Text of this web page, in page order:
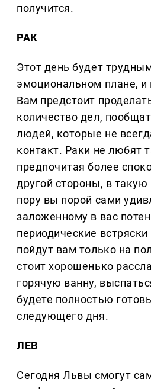
получится.
РАК
Этот день будет
эмоциональном плане, и
Вам предстоит
количество дел,
людей, которые не
контакт. Раки не любят
предпочитая более
другой стороны, в
пору вы порой сами
заложенному в вас
периодические
пойдут вам только на
стоит хорошенько
горячую ванну,
будете полностью
следующего дня.
ЛЕВ
Сегодня Львы смогут